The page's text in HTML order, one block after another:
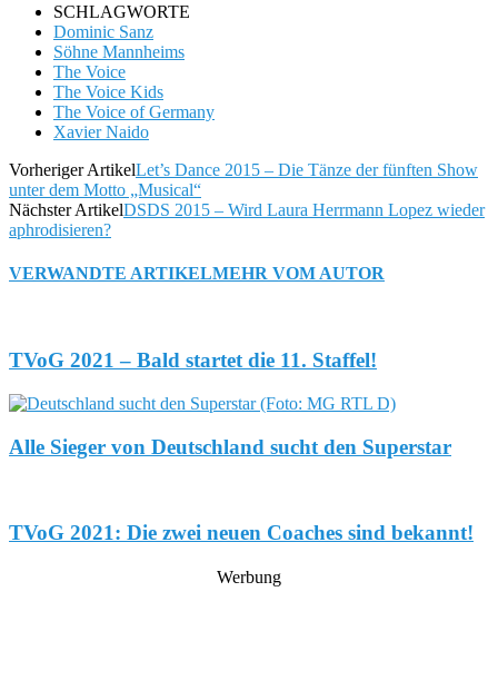
SCHLAGWORTE
Dominic Sanz
Söhne Mannheims
The Voice
The Voice Kids
The Voice of Germany
Xavier Naido
Vorheriger ArtikelLet’s Dance 2015 – Die Tänze der fünften Show
unter dem Motto „Musical“
Nächster ArtikelDSDS 2015 – Wird Laura Herrmann Lopez wieder
aphrodisieren?
VERWANDTE ARTIKELMEHR VOM AUTOR
TVoG 2021 – Bald startet die 11. Staffel!
Alle Sieger von Deutschland sucht den Superstar
TVoG 2021: Die zwei neuen Coaches sind bekannt!
Werbung